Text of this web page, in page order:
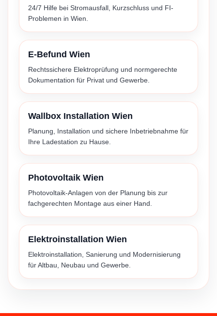
24/7 Hilfe bei Stromausfall, Kurzschluss und FI-
Problemen in Wien.
E-Befund Wien
Rechtssichere Elektroprüfung und normgerechte
Dokumentation für Privat und Gewerbe.
Wallbox Installation Wien
Planung, Installation und sichere Inbetriebnahme für
Ihre Ladestation zu Hause.
Photovoltaik Wien
Photovoltaik-Anlagen von der Planung bis zur
fachgerechten Montage aus einer Hand.
Elektroinstallation Wien
Elektroinstallation, Sanierung und Modernisierung
für Altbau, Neubau und Gewerbe.